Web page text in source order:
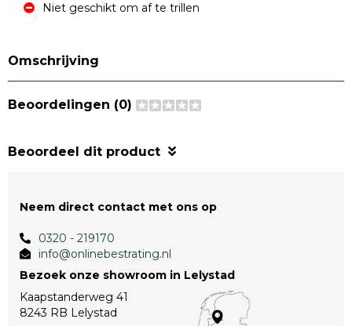
Niet geschikt om af te trillen
Omschrijving
Beoordelingen (0)
Beoordeel dit product
Neem direct contact met ons op
0320 - 219170
info@onlinebestrating.nl
Bezoek onze showroom in Lelystad
Kaapstanderweg 41
8243 RB Lelystad